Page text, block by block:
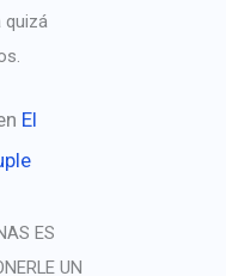
quizá
El
ES
UN